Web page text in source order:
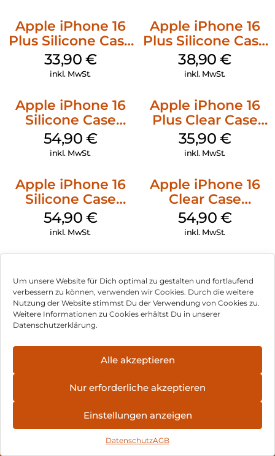
Um unsere Website für Dich optimal zu gestalten und fortlaufend
verbessern zu können, verwenden wir Cookies. Durch die weitere
Nutzung der Website stimmst Du der Verwendung von Cookies zu.
Weitere Informationen zu Cookies erhältst Du in unserer
Datenschutzerklärung.
Alle akzeptieren
Nur erforderliche akzeptieren
Einstellungen anzeigen
DatenschutzAGB
Apple iPhone 16
Plus Silicone Case
MagSafe Lake
Green
33,90 €
inkl. MwSt.
Apple iPhone 16
Plus Silicone Case
MagSafe Denim
38,90€
inkl. MwSt.
Apple iPhone 16
Silicone Case
MagSafe Black
54,90 €
inkl. MwSt.
Apple iPhone 16
Plus Clear Case
MagSafe
Transparent
35,90 €
inkl. MwSt.
Apple iPhone 16
Silicone Case
MagSafe Lake
Green
54,90 €
inkl. MwSt.
Apple iPhone 16
Clear Case
MagSafe
Transparent
54,90 €
inkl. MwSt.
Plus Silicone Case
MagSafe Black
28,90€
inkl. MwSt.
Duo Ladegerät
Weiß
148,90€
inkl. MwSt.
Impressum
AGB